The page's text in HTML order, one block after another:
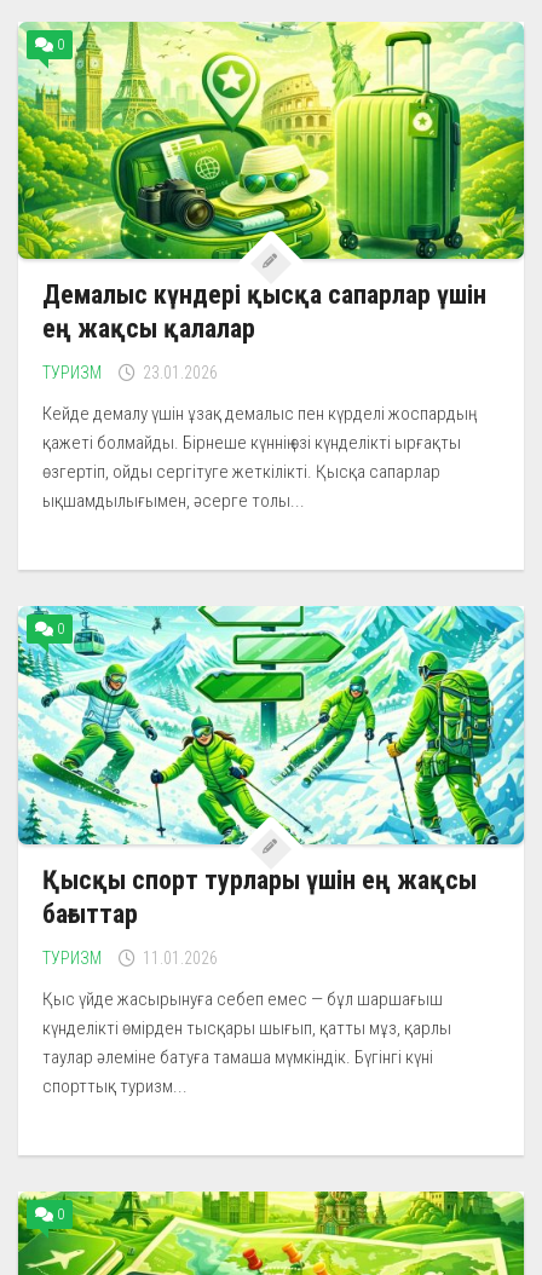
0
Демалыс күндері қысқа сапарлар үшін
ең жақсы қалалар
ТУРИЗМ 23.01.2026
Кейде демалу үшін ұзақ демалыс пен күрделі жоспардың
қажеті болмайды. Бірнеше күннің өзі күнделікті ырғақты
өзгертіп, ойды сергітуге жеткілікті. Қысқа сапарлар
ықшамдылығымен, әсерге толы...
0
Қысқы спорт турлары үшін ең жақсы
бағыттар
ТУРИЗМ 11.01.2026
Қыс үйде жасырынуға себеп емес — бұл шаршағыш
күнделікті өмірден тысқары шығып, қатты мұз, қарлы
таулар әлеміне батуға тамаша мүмкіндік. Бүгінгі күні
спорттық туризм...
0